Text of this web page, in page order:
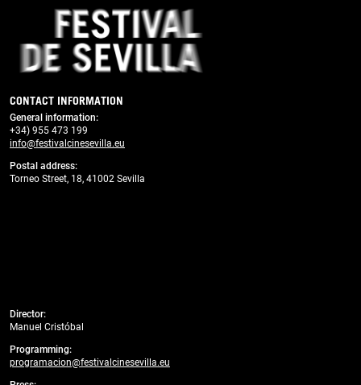
CONTACT INFORMATION
General information:
+34) 955 473 199
info@festivalcinesevilla.eu
Postal address:
Torneo Street, 18, 41002 Sevilla
Director:
Manuel Cristóbal
Programming:
programacion@festivalcinesevilla.eu